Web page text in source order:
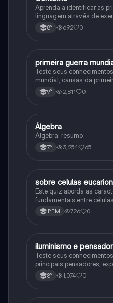
Aprenda a identificar as
linguagem através de
8° 692 0
História
primeira guerra
Teste seus
mundial, causas da
consequências da
primeira guerra mundial
9° 2,811 0
Matematica
Álgebra
Álgebra: resumo
7° 3,254 65
Biologia
sobre celulas
Este quiz aborda as
fundamentais entre
procariontes.
1°EM 726 0
História
iluminismo e
Teste seus
principais pensadores,
impacto histórico.
8° 1,074 0